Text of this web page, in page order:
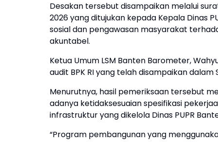
Desakan tersebut disampaikan melalui
2026 yang ditujukan kepada Kepala Dinas
sosial dan pengawasan masyarakat
akuntabel.
Ketua Umum LSM Banten Barometer,
audit BPK RI yang telah disampaikan dalam
Menurutnya, hasil pemeriksaan tersebut
adanya ketidaksesuaian spesifikasi
infrastruktur yang dikelola Dinas PUPR
“Program pembangunan yang